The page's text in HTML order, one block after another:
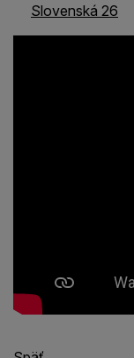
Slovenská 26